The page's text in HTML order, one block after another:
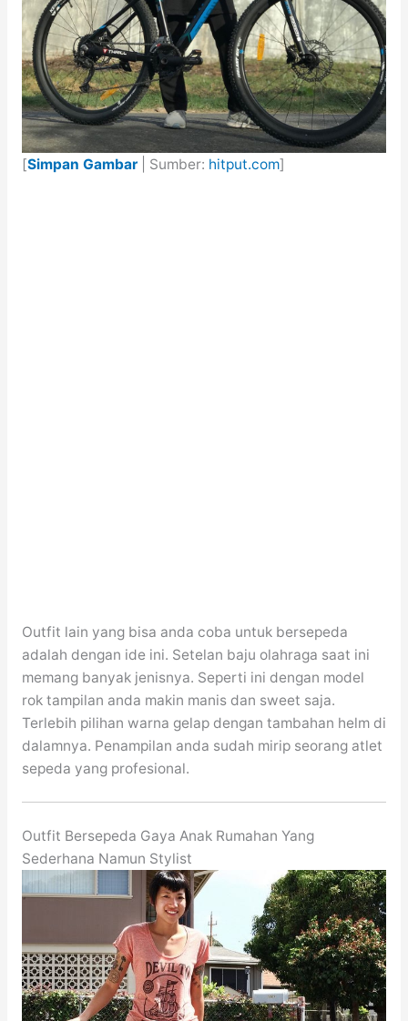
[Simpan Gambar| Sumber: hitput.com]
Outfit lain yang bisa anda coba untuk bersepeda
adalah dengan ide ini. Setelan baju olahraga saat ini
memang banyak jenisnya. Seperti ini dengan model
rok tampilan anda makin manis dan sweet saja.
Terlebih pilihan warna gelap dengan tambahan helm di
dalamnya. Penampilan anda sudah mirip seorang atlet
sepeda yang profesional.
Outfit Bersepeda Gaya Anak Rumahan Yang
Sederhana Namun Stylist